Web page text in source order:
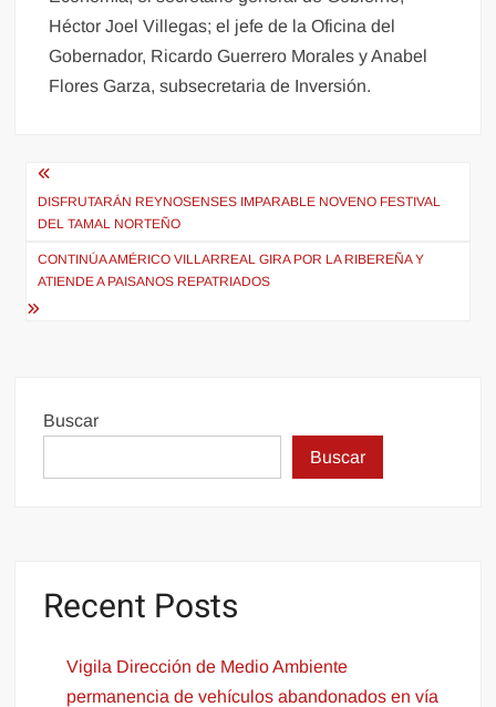
Héctor Joel Villegas; el jefe de la Oficina del
Gobernador, Ricardo Guerrero Morales y Anabel
Flores Garza, subsecretaria de Inversión.
Navegación
de
entradas
DISFRUTARÁN REYNOSENSES IMPARABLE NOVENO FESTIVAL
DEL TAMAL NORTEÑO
CONTINÚA AMÉRICO VILLARREAL GIRA POR LA RIBEREÑA Y
ATIENDE A PAISANOS REPATRIADOS
Buscar
Buscar
Recent Posts
Vigila Dirección de Medio Ambiente
permanencia de vehículos abandonados en vía